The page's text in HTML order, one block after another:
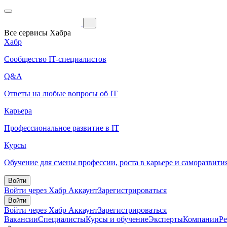
Все сервисы Хабра
Хабр
Сообщество IT-специалистов
Q&A
Ответы на любые вопросы об IT
Карьера
Профессиональное развитие в IT
Курсы
Обучение для смены профессии, роста в карьере и
Войти
Войти через Хабр АккаунтЗарегистрироваться
Войти
Войти через Хабр АккаунтЗарегистрироваться
ВакансииСпециалистыКурсы и обучениеЭкспертыКомпании